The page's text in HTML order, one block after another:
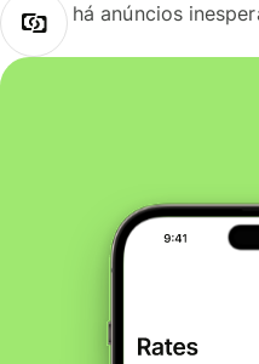
há anúncios